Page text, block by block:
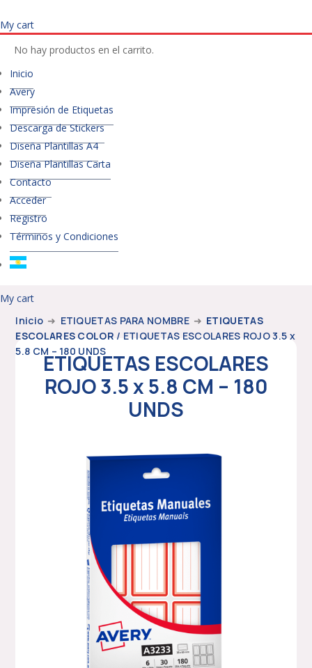
My cart
No hay productos en el carrito.
Inicio
Avery
Impresión de Etiquetas
Descarga de Stickers
Diseña Plantillas A4
Diseña Plantillas Carta
Contacto
Acceder
Registro
Términos y Condiciones
My cart
Inicio ➜ ETIQUETAS PARA NOMBRE ➜ ETIQUETAS
ESCOLARES COLOR / ETIQUETAS ESCOLARES ROJO 3.5 x
5.8 CM – 180 UNDS
ETIQUETAS ESCOLARES
ROJO 3.5 x 5.8 CM – 180
UNDS